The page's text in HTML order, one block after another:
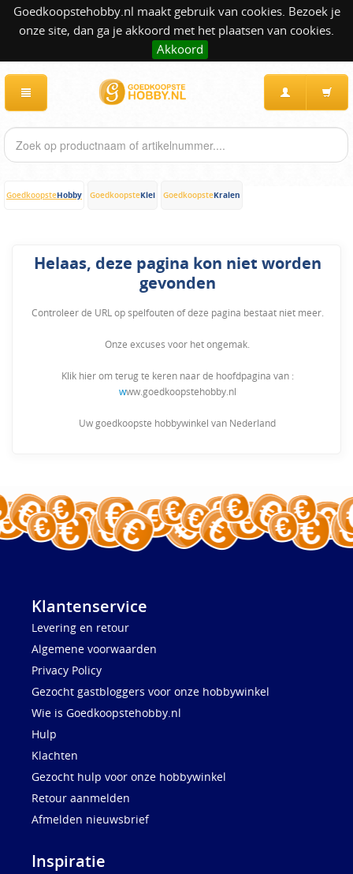
Goedkoopstehobby.nl maakt gebruik van cookies. Bezoek je
onze site, dan ga je akkoord met het plaatsen van cookies.
Akkoord
GoedkoopsteHobby GoedkoopsteKlei GoedkoopsteKralen
Helaas, deze pagina kon niet worden
gevonden
Controleer de URL op spelfouten of deze pagina bestaat niet meer.
Onze excuses voor het ongemak.
Klik hier om terug te keren naar de hoofdpagina van :
www.goedkoopstehobby.nl
Uw goedkoopste hobbywinkel van Nederland
Klantenservice
Levering en retour
Algemene voorwaarden
Privacy Policy
Gezocht gastbloggers voor onze hobbywinkel
Wie is Goedkoopstehobby.nl
Hulp
Klachten
Gezocht hulp voor onze hobbywinkel
Retour aanmelden
Afmelden nieuwsbrief
Inspiratie